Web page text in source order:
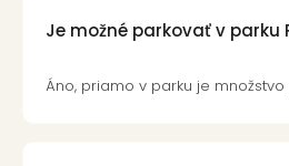
Je možné parkovať v parku
Áno, priamo v parku je